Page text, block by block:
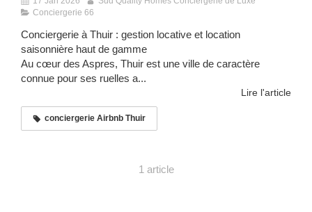
Conciergerie 66
Conciergerie à Thuir : gestion locative et location
saisonnière haut de gamme
Au cœur des Aspres, Thuir est une ville de caractère
connue pour ses ruelles a...
Lire l'article
conciergerie Airbnb Thuir
1 article